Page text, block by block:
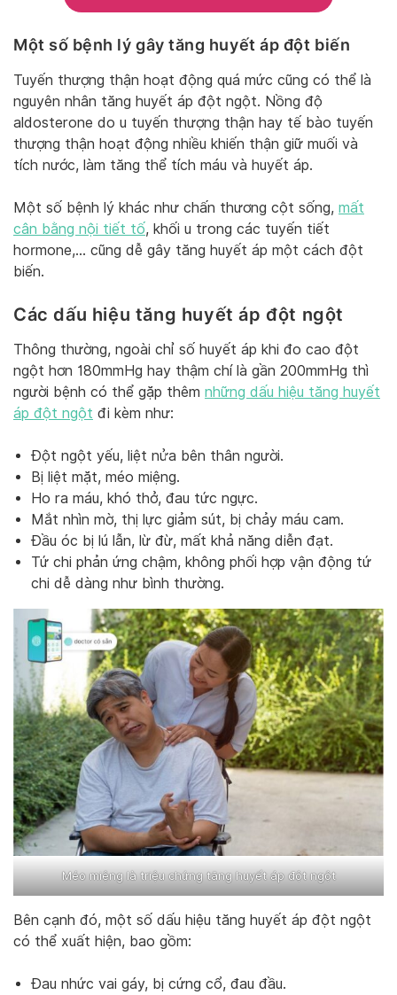
Một số bệnh lý gây tăng huyết áp đột biến
Tuyến thượng thận hoạt động quá mức cũng có thể là
nguyên nhân tăng huyết áp đột ngột. Nồng độ
aldosterone do u tuyến thượng thận hay tế bào tuyến
thượng thận hoạt động nhiều khiến thận giữ muối và
tích nước, làm tăng thể tích máu và huyết áp.
Một số bệnh lý khác như chấn thương cột sống, mất
cân bằng nội tiết tố, khối u trong các tuyến tiết
hormone,… cũng dễ gây tăng huyết áp một cách đột
biến.
Các dấu hiệu tăng huyết áp đột ngột
Thông thường, ngoài chỉ số huyết áp khi đo cao đột
ngột hơn 180mmHg hay thậm chí là gần 200mmHg thì
người bệnh có thể gặp thêm những dấu hiệu tăng huyết
áp đột ngột đi kèm như:
Đột ngột yếu, liệt nửa bên thân người.
Bị liệt mặt, méo miệng.
Ho ra máu, khó thở, đau tức ngực.
Mắt nhìn mờ, thị lực giảm sút, bị chảy máu cam.
Đầu óc bị lú lẫn, lừ đừ, mất khả năng diễn đạt.
Tứ chi phản ứng chậm, không phối hợp vận động tứ
chi dễ dàng như bình thường.
Méo miệng là triệu chứng tăng huyết áp đột ngột
Bên cạnh đó, một số dấu hiệu tăng huyết áp đột ngột
có thể xuất hiện, bao gồm:
Đau nhức vai gáy, bị cứng cổ, đau đầu.